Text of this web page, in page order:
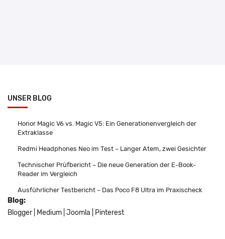
UNSER BLOG
Honor Magic V6 vs. Magic V5: Ein Generationenvergleich der
Extraklasse
Redmi Headphones Neo im Test – Langer Atem, zwei Gesichter
Technischer Prüfbericht – Die neue Generation der E-Book-
Reader im Vergleich
Ausführlicher Testbericht – Das Poco F8 Ultra im Praxischeck
Blog:
Blogger
Medium Joomla Pinterest